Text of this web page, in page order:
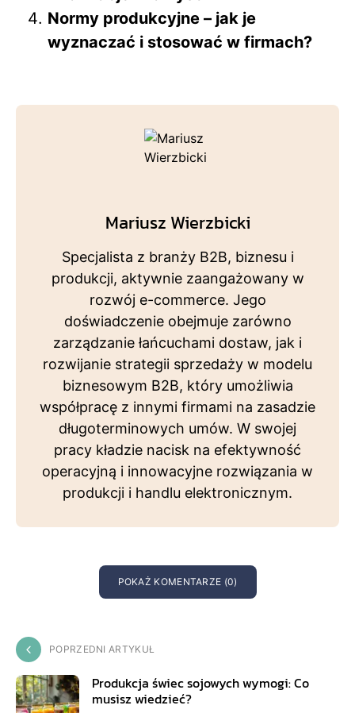
Normy produkcyjne – jak je
wyznaczać i stosować w firmach?
Mariusz Wierzbicki
Specjalista z branży B2B, biznesu i
produkcji, aktywnie zaangażowany w
rozwój e-commerce. Jego
doświadczenie obejmuje zarówno
zarządzanie łańcuchami dostaw, jak i
rozwijanie strategii sprzedaży w modelu
biznesowym B2B, który umożliwia
współpracę z innymi firmami na zasadzie
długoterminowych umów. W swojej
pracy kładzie nacisk na efektywność
operacyjną i innowacyjne rozwiązania w
produkcji i handlu elektronicznym.
POKAŻ KOMENTARZE (0)
POPRZEDNI ARTYKUŁ
Produkcja świec sojowych wymogi: Co
musisz wiedzieć?